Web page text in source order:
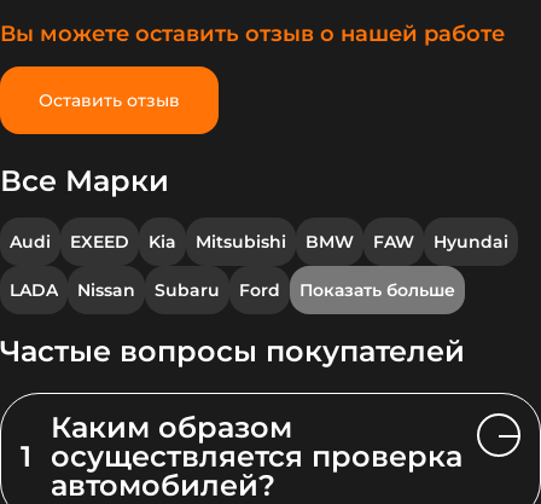
Вы можете оставить отзыв о нашей работе
Оставить отзыв
Все Марки
Audi EXEED Kia Mitsubishi BMW FAW Hyundai
LADA Nissan Subaru Ford Показать больше
Частые вопросы покупателей
1
Каким образом
осуществляется проверка
автомобилей?